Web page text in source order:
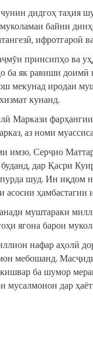
дидгоҳ таҳия
байни
ифротгароӣ
принсипҳо ва
ба як равиши доимӣ
мекунад иродаи
кунанд.
Маркази
аз номи
имзо, Серҷио
дар Қасри
шуд. Ин иқдом
асосии
муштараки
ягона барои
нафар аҳолӣ
мебошанд.
ба шумор
мусалмонон дар